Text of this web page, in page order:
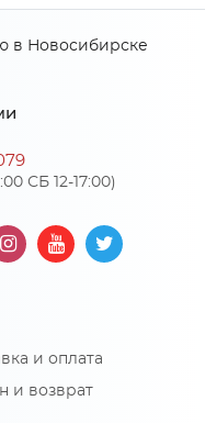
КАЛЬЯРИ
СБ 12-17:00)
и оплата
и возврат